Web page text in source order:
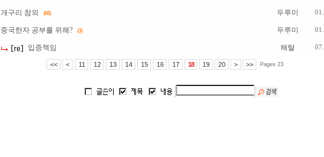
개구리 참외 (60) 두루미
중국한자 공부를 위해? (3) 두루미
입증책임 해탈
<< < 11 12 13 14 15 16 17 18 19 20 > >> Pages 23